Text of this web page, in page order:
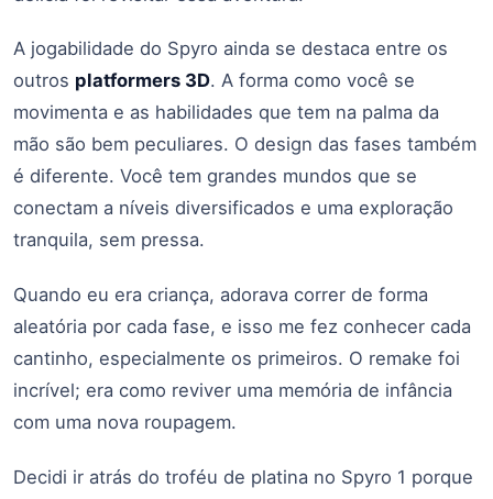
A jogabilidade do Spyro ainda se destaca entre os
outros platformers 3D. A forma como você se
movimenta e as habilidades que tem na palma da
mão são bem peculiares. O design das fases também
é diferente. Você tem grandes mundos que se
conectam a níveis diversificados e uma exploração
tranquila, sem pressa.
Quando eu era criança, adorava correr de forma
aleatória por cada fase, e isso me fez conhecer cada
cantinho, especialmente os primeiros. O remake foi
incrível; era como reviver uma memória de infância
com uma nova roupagem.
Decidi ir atrás do troféu de platina no Spyro 1 porque